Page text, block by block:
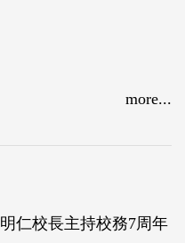
more...
仁校長主持校務7周年